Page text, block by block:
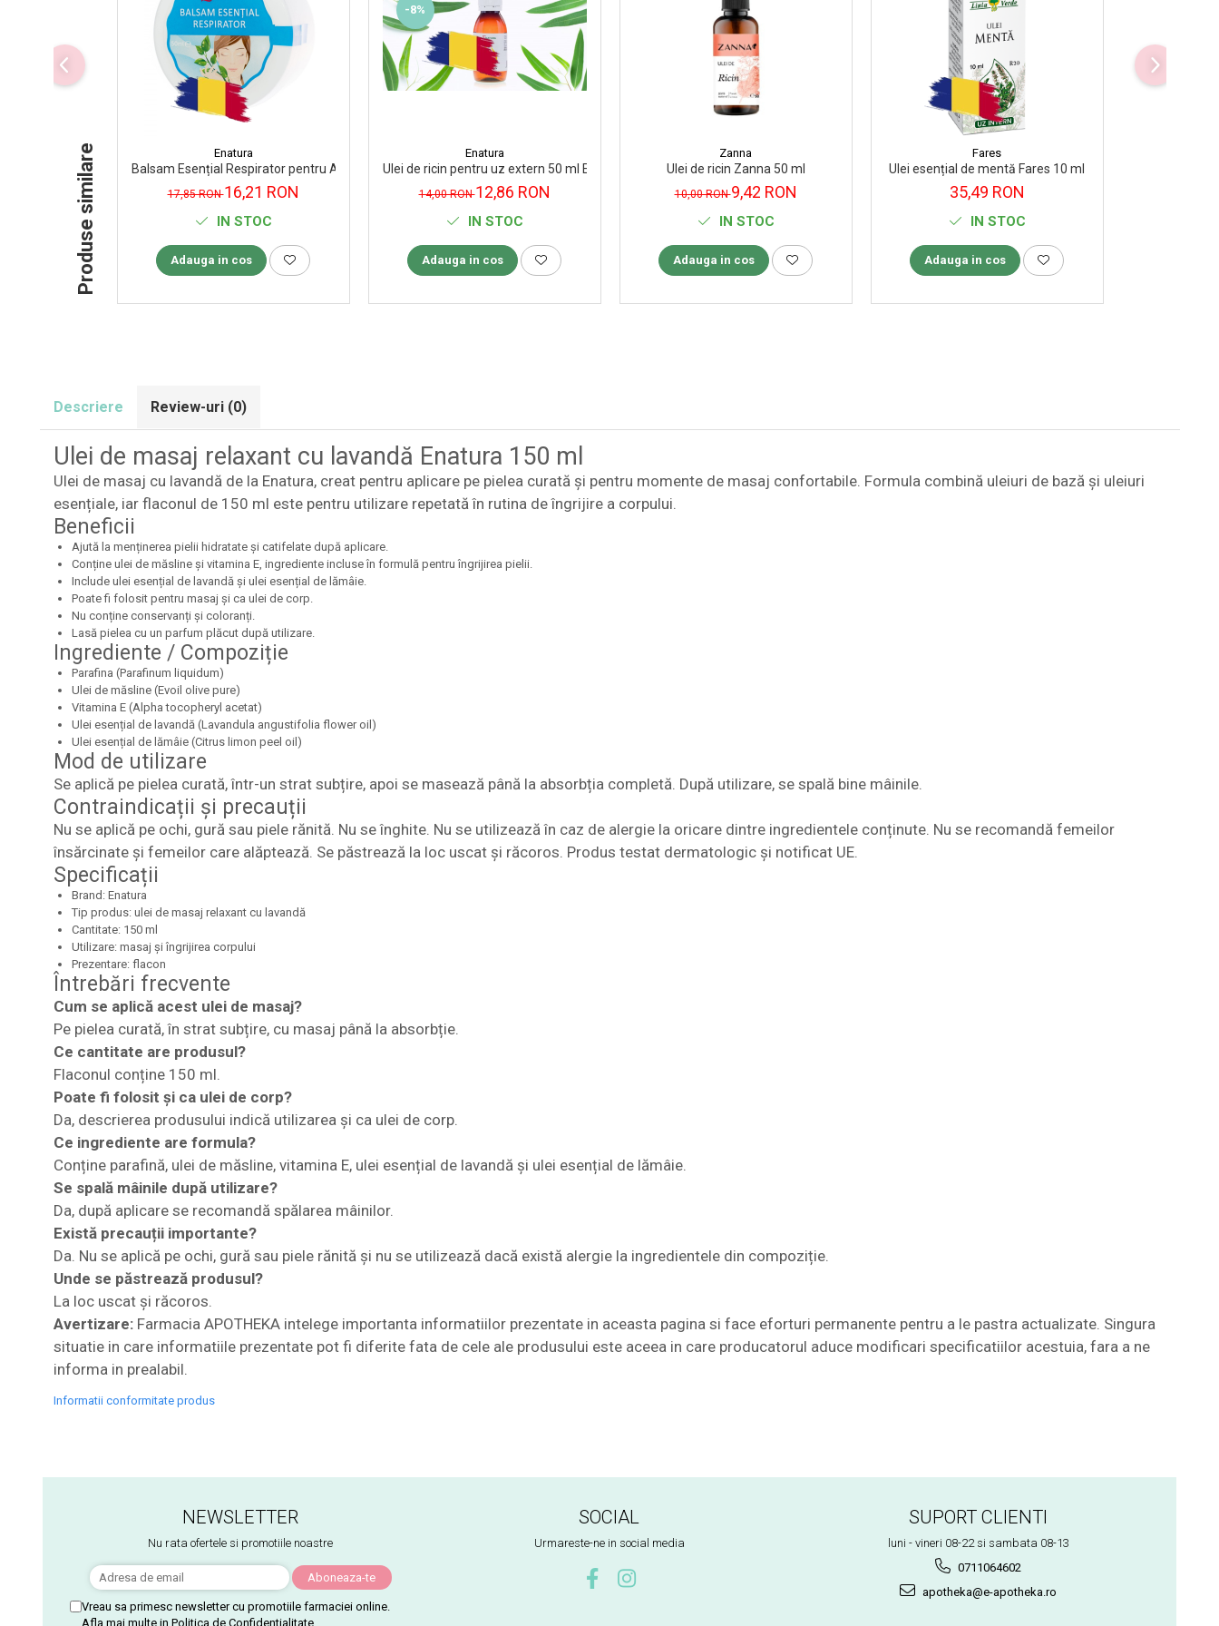
Supliment Vitamina E
Supliment Zinc
Vitamine si minerale
Produse similare Enatura
Balsam Esențial Respirator pentru Adulți Enatura 50 ml
17,85 RON16,21 RON
IN STOC
Adauga in cos
-8%
Enatura
Ulei de ricin pentru uz extern 50 ml Enatura
14,00 RON12,86 RON
IN STOC
Adauga in cos
Zanna
Ulei de ricin Zanna 50 ml
10,00 RON9,42 RON
IN STOC
Adauga in cos
Fares
Ulei esențial de mentă Fares 10 ml
35,49 RON
IN STOC
Adauga in cos
-8%
Descriere Review-uri (0)
Ulei de masaj relaxant cu lavandă Enatura 150 ml
Ulei de masaj cu lavandă de la Enatura, creat pentru aplicare pe pielea curată și pentru momente de masaj confortabile. Formula combină uleiuri de bază și uleiuri
esențiale, iar flaconul de 150 ml este pentru utilizare repetată în rutina de îngrijire a corpului.
Beneficii
Ajută la menținerea pielii hidratate și catifelate după aplicare.
Conține ulei de măsline și vitamina E, ingrediente incluse în formulă pentru îngrijirea pielii.
Include ulei esențial de lavandă și ulei esențial de lămâie.
Poate fi folosit pentru masaj și ca ulei de corp.
Nu conține conservanți și coloranți.
Lasă pielea cu un parfum plăcut după utilizare.
Ingrediente / Compoziție
Parafina (Parafinum liquidum)
Ulei de măsline (Evoil olive pure)
Vitamina E (Alpha tocopheryl acetat)
Ulei esențial de lavandă (Lavandula angustifolia flower oil)
Ulei esențial de lămâie (Citrus limon peel oil)
Mod de utilizare
Se aplică pe pielea curată, într-un strat subțire, apoi se masează până la absorbția completă. După utilizare, se spală bine mâinile.
Contraindicații și precauții
Nu se aplică pe ochi, gură sau piele rănită. Nu se înghite. Nu se utilizează în caz de alergie la oricare dintre ingredientele conținute. Nu se recomandă femeilor
însărcinate și femeilor care alăptează. Se păstrează la loc uscat și răcoros. Produs testat dermatologic și notificat UE.
Specificații
Brand: Enatura
Tip produs: ulei de masaj relaxant cu lavandă
Cantitate: 150 ml
Utilizare: masaj și îngrijirea corpului
Prezentare: flacon
Întrebări frecvente
Cum se aplică acest ulei de masaj?
Pe pielea curată, în strat subțire, cu masaj până la absorbție.
Ce cantitate are produsul?
Flaconul conține 150 ml.
Poate fi folosit și ca ulei de corp?
Da, descrierea produsului indică utilizarea și ca ulei de corp.
Ce ingrediente are formula?
Conține parafină, ulei de măsline, vitamina E, ulei esențial de lavandă și ulei esențial de lămâie.
Se spală mâinile după utilizare?
Da, după aplicare se recomandă spălarea mâinilor.
Există precauții importante?
Da. Nu se aplică pe ochi, gură sau piele rănită și nu se utilizează dacă există alergie la ingredientele din compoziție.
Unde se păstrează produsul?
La loc uscat și răcoros.
Avertizare: Farmacia APOTHEKA intelege importanta informatiilor prezentate in aceasta pagina si face eforturi permanente pentru a le pastra actualizate. Singura
situatie in care informatiile prezentate pot fi diferite fata de cele ale produsului este aceea in care producatorul aduce modificari specificatiilor acestuia, fara a ne
informa in prealabil.
Informatii conformitate produs
NEWSLETTER
Nu rata ofertele si promotiile noastre
Vreau sa primesc newsletter cu promotiile farmaciei online.
Afla mai multe in Politica de Confidentialitate
SOCIAL
Urmareste-ne in social media
SUPORT CLIENTI
luni - vineri 08-22 si sambata 08-13
0711064602
apotheka@e-apotheka.ro